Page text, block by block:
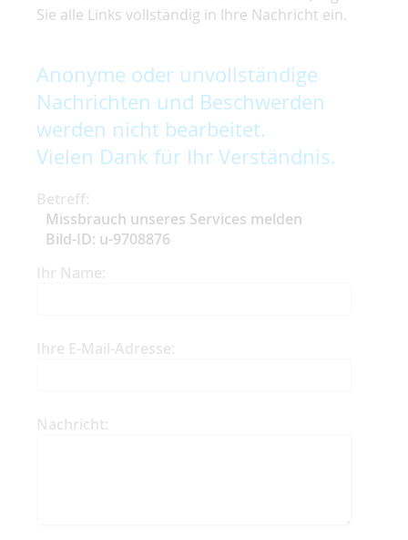
Sie alle Links vollständig in Ihre Nachricht ein.
Anonyme oder unvollständige
Nachrichten und Beschwerden
werden nicht bearbeitet.
Vielen Dank für Ihr Verständnis.
Betreff:
Missbrauch unseres Services melden
Bild-ID: u-9708876
Ihr Name:
Ihre E-Mail-Adresse:
Nachricht: